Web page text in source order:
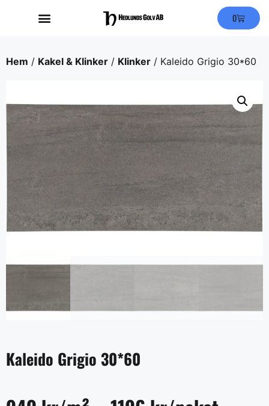
0
Hem / Kakel & Klinker / Klinker / Kaleido Grigio 30*60
Kaleido Grigio 30*60